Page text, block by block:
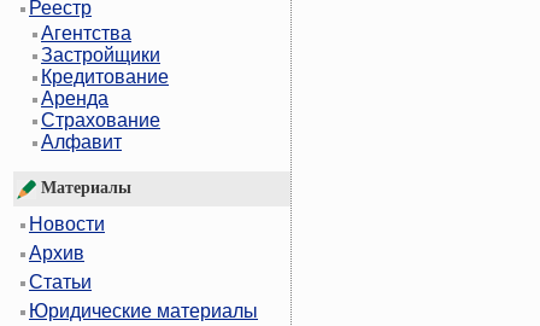
Реестр
Агентства
Застройщики
Кредитование
Аренда
Страхование
Алфавит
Материалы
Новости
Архив
Статьи
Юридические материалы